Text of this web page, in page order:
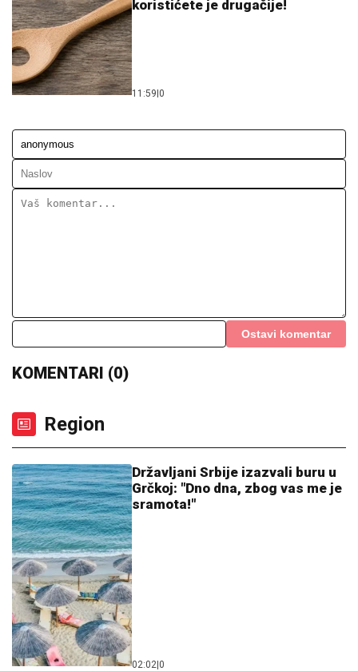
koristićete je drugačije!
11:59 0
Ostavi komentar
KOMENTARI (0)
Region
Državljani Srbije izazvali buru u
Grčkoj: "Dno dna, zbog vas me je
sramota!"
02:02 0